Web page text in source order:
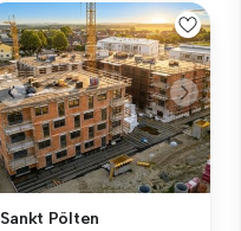
Sankt Pölten